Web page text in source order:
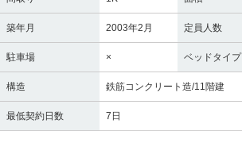
築年月 2003年2月 定員人数
駐車場 × ベッドタイプ
構造 鉄筋コンクリート造/11階建
最低契約日数 7日